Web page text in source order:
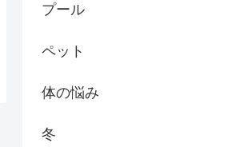
プール
ペット
体の悩み
冬